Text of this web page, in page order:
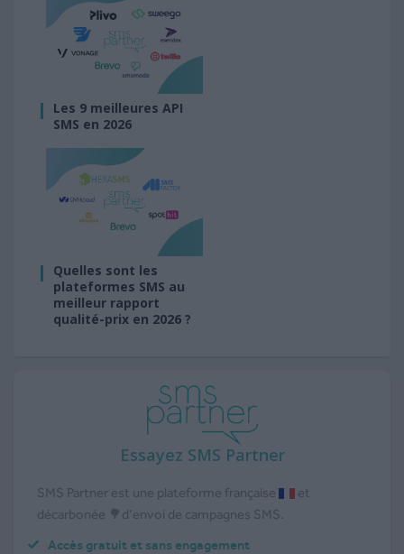
Les 9 meilleures API
SMS en 2026
Quelles sont les
plateformes SMS au
meilleur rapport
qualité-prix en 2026 ?
Essayez SMS Partner
SMS Partner est une plateforme française
et
décarbonée 🌳d’envoi de campagnes SMS.
Accès gratuit et sans engagement